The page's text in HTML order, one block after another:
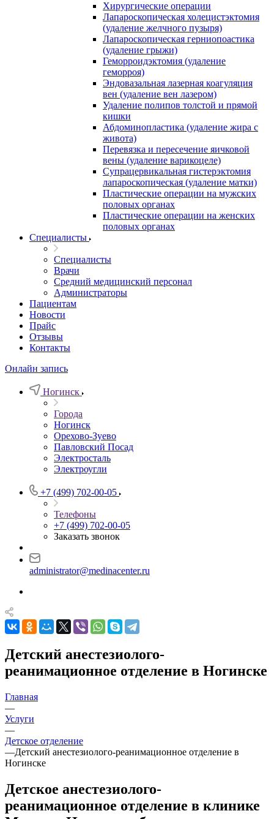
Хирургические операции
Лапароскопическая холецистэктомия
(удаление желчного пузыря)
Лапароскопическая герниопоастика
(удаление грыжи)
Геморроидэктомия (удаление
геморроя)
Эндовазальная лазерная коагуляция
вен (удаление вен лазером)
Удаление полипов толстой и прямой
кишки
Абдоминопластика (удаление жира с
живота)
Перевязка и пересечение яичковой
вены (удаление варикоцеле)
Супрацервикальная гистерэктомия
лапароскопическая (удаление матки)
Пластические операции на мужских
половых органах
Пластические операции на женских
половых органах
Специалисты
Специалисты
Врачи
Средний медицинский персонал
Администраторы
Пациентам
Новости
Прайс
Отзывы
Контакты
Онлайн запись
Ногинск
Города
Ногинск
Орехово-Зуево
Павловский Посад
Электросталь
Электроугли
+7 (499) 702-00-05
Телефоны
+7 (499) 702-00-05
Заказать звонок
administrator@medinacenter.ru
Детский анестезиолого-
реанимационное отделение в Ногинске
Главная
—
Услуги
—
Детское отделение
—Детский анестезиолого-реанимационное отделение в
Ногинске
Детское анестезиолого-
реанимационное отделение в клинике